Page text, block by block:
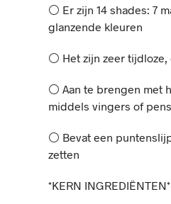
⚪️ Er zijn 14 shades: 7
glanzende kleuren
⚪️ Het zijn zeer
⚪️ Aan te brengen met
middels vingers of
⚪️ Bevat een
zetten
*KERN INGREDIËNTEN*